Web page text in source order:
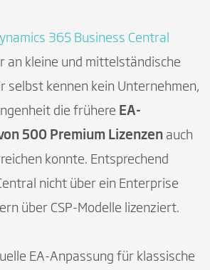
365 Business Central
an kleine und mittelständische
selbst kennen kein Unternehmen,
die frühere EA-
500 Premium Lizenzen auch
konnte. Entsprechend
nicht über ein Enterprise
über CSP-Modelle lizenziert.
EA-Anpassung für klassische